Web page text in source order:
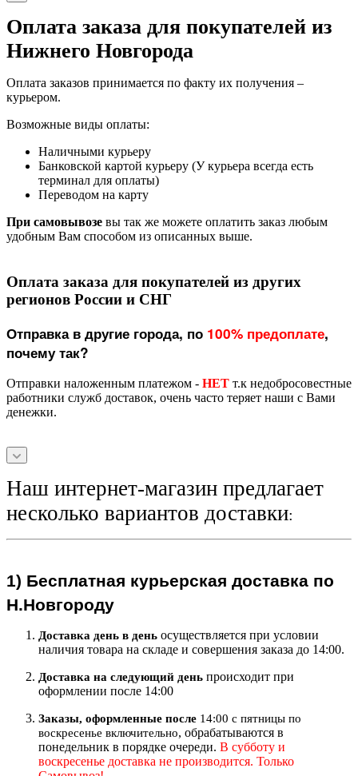
Оплата заказа для покупателей из
Нижнего Новгорода
Оплата заказов принимается по факту их получения –
курьером.
Возможные виды оплаты:
Наличными курьеру
Банковской картой курьеру (У курьера всегда есть
терминал для оплаты)
Переводом на карту
При самовывозе вы так же можете оплатить заказ любым
удобным Вам способом из описанных выше.
Оплата заказа для покупателей из других
регионов России и СНГ
Отправка в другие города, по 100% предоплате,
почему так?
Отправки наложенным платежом - НЕТ т.к недобросовестные
работники служб доставок, очень часто теряет наши с Вами
денежки.
Наш интернет-магазин предлагает
несколько вариантов доставки:
1) Бесплатная курьерская доставка по
Н.Новгороду
Доставка день в день осуществляется при условии
наличия товара на складе и совершения заказа до 14:00.
Доставка на следующий день происходит при
оформлении после 14:00
Заказы, оформленные после 14:00 с пятницы по
воскресенье включительно, обрабатываются в
понедельник в порядке очереди. В субботу и
воскресенье доставка не производится. Только